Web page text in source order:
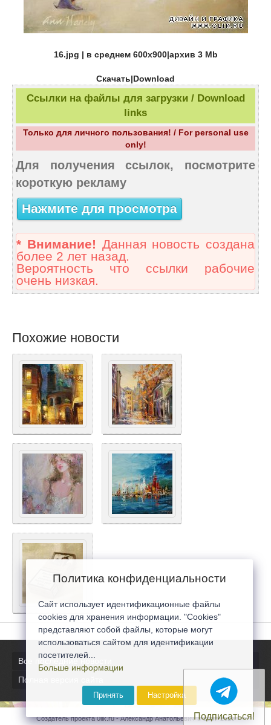
16.jpg | в среднем 600х900|архив 3 Мb
Скачать|Download
Ссылки на файлы для загрузки / Download
links
Только для личного пользования! / For personal use
only!
Для получения ссылок, посмотрите
короткую рекламу
Нажмите для просмотра
* Внимание! Данная новость создана
более 2 лет назад.
Вероятность что ссылки рабочие
очень низкая.
Похожие новости
Все последние новости
Полная версия сайта
Создатель проекта 0lik.ru - Александр Анатольевич © 2007-2026
Подписаться!
Политика конфиденциальности
Сайт использует идентификационные файлы
cookies для хранения информации. "Cookies"
представляют собой файлы, которые могут
использоваться сайтом для идентификации
посетителей...
Больше информации
Принять Настройка